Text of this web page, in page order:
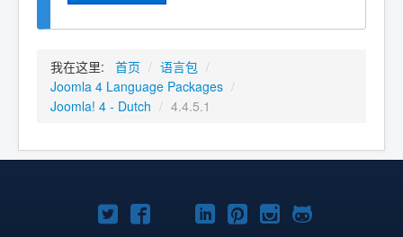
我在这里: 首页 / 语言包 /
Joomla 4 Language Packages /
Joomla! 4 - Dutch / 4.4.5.1
TwitterFacebookYouTube
LinkedIn
Pinterest
Instagram
GitHub